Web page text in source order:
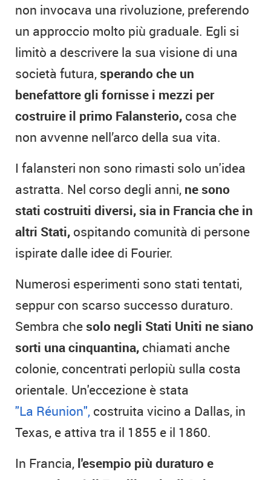
non invocava una rivoluzione, preferendo
un approccio molto più graduale. Egli si
limitò a descrivere la sua visione di una
società futura,sperando che un
benefattore gli fornisse i mezzi per
costruire il primo Falansterio, cosa che
non avvenne nell’arco della sua vita.
I falansteri non sono rimasti solo un'idea
astratta. Nel corso degli anni, ne sono
stati costruiti diversi, sia in Francia che in
altri Stati, ospitando comunità di persone
ispirate dalle idee di Fourier.
Numerosi esperimenti sono stati tentati,
seppur con scarso successo duraturo.
Sembra chesolo negli Stati Uniti ne siano
sorti una cinquantina, chiamati anche
colonie, concentrati perlopiù sulla costa
orientale. Un'eccezione è stata
"La Réunion", costruita vicino a Dallas, in
Texas, e attiva tra il 1855 e il 1860.
In Francia, l'esempio più duraturo e